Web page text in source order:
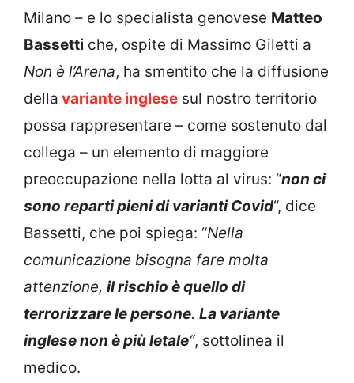
Milano – e lo specialista genovese Matteo
Bassetti che, ospite di Massimo Giletti a
Non è l’Arena, ha smentito che la diffusione
della variante inglese sul nostro territorio
possa rappresentare – come sostenuto dal
collega – un elemento di maggiore
preoccupazione nella lotta al virus: “non ci
sono reparti pieni di varianti Covid“, dice
Bassetti, che poi spiega: “Nella
comunicazione bisogna fare molta
attenzione, il rischio è quello di
terrorizzare le persone. La variante
inglese non è più letale“, sottolinea il
medico.